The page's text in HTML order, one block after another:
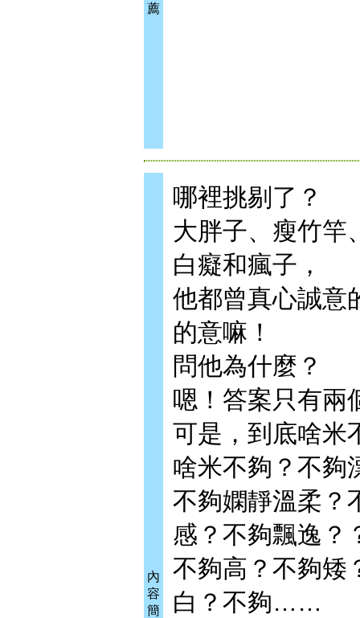
薦
內
容
簡
哪裡挑剔了？
大胖子、瘦竹竿
白癡和瘋子，
他都曾真心誠意
的意嘛！
問他為什麼？
嗯！答案只有
可是，到底啥米
啥米不夠？不夠
不夠嫻靜溫柔？
感？不夠飄逸？
不夠高？不夠矮
白？不夠……